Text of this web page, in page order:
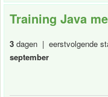
Training Java
3 dagen | eerstvolgende
september